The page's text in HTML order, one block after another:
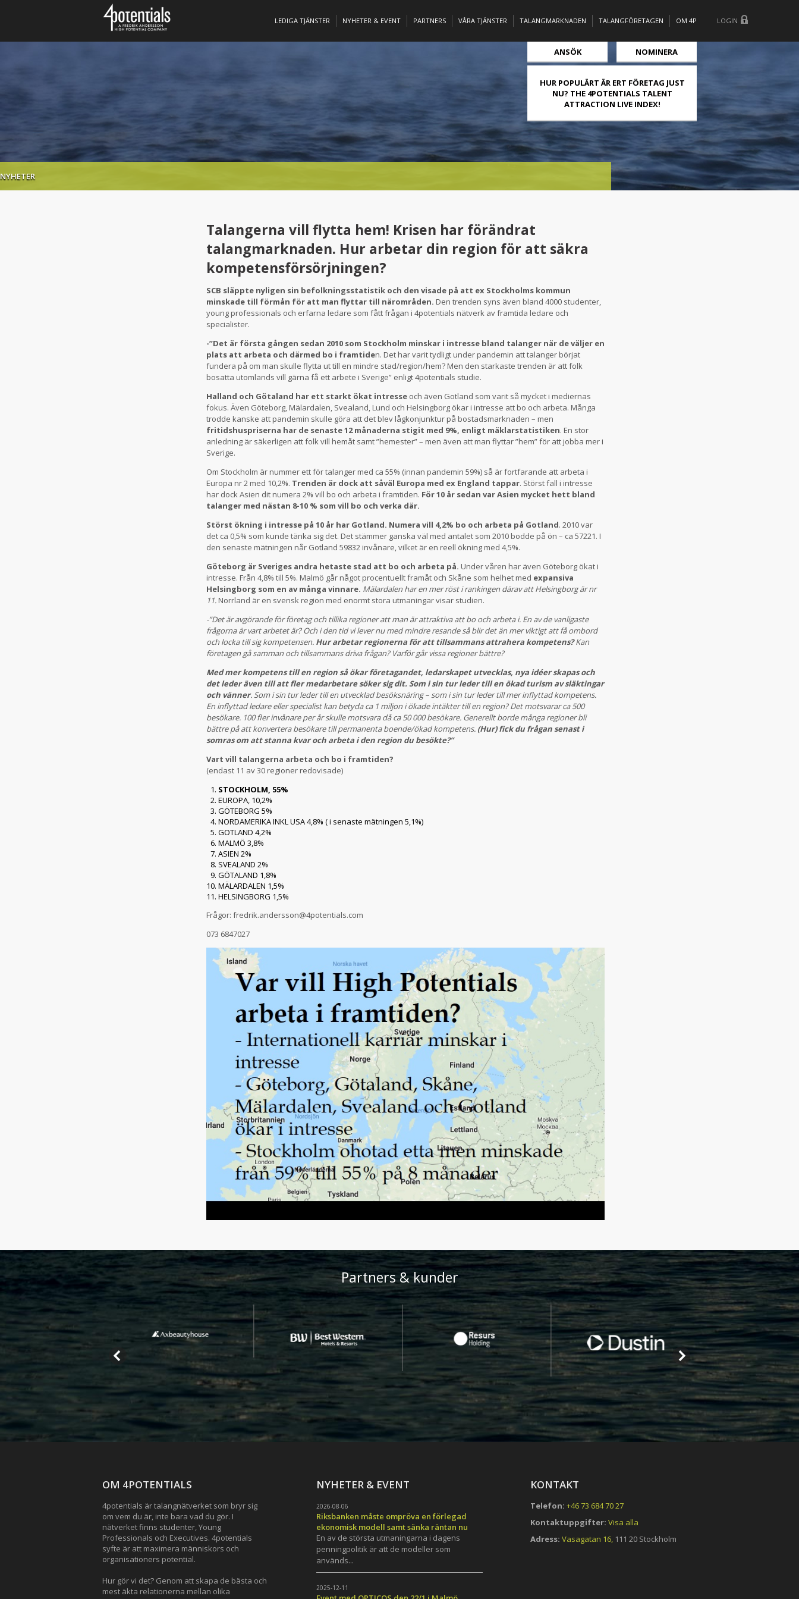
LEDIGA TJÄNSTER NYHETER & EVENT PARTNERS VÅRA TJÄNSTER TALANGMARKNADEN TALANGFÖRETAGEN OM 4P LOGIN
ANSÖK NOMINERA
HUR POPULÄRT ÄR ERT FÖRETAG JUST
NU? THE 4POTENTIALS TALENT
ATTRACTION LIVE INDEX!
NYHETER
Talangerna vill flytta hem! Krisen har förändrat
talangmarknaden. Hur arbetar din region för att säkra
kompetensförsörjningen?
SCB släppte nyligen sin befolkningsstatistik och den visade på att ex Stockholms kommun
minskade till förmån för att man flyttar till närområden. Den trenden syns även bland 4000 studenter,
young professionals och erfarna ledare som fått frågan i 4potentials nätverk av framtida ledare och
specialister.
-”Det är första gången sedan 2010 som Stockholm minskar i intresse bland talanger när de väljer en
plats att arbeta och därmed bo i framtiden. Det har varit tydligt under pandemin att talanger börjat
fundera på om man skulle flytta ut till en mindre stad/region/hem? Men den starkaste trenden är att folk
bosatta utomlands vill gärna få ett arbete i Sverige” enligt 4potentials studie.
Halland och Götaland har ett starkt ökat intresse och även Gotland som varit så mycket i mediernas
fokus. Även Göteborg, Mälardalen, Svealand, Lund och Helsingborg ökar i intresse att bo och arbeta. Många
trodde kanske att pandemin skulle göra att det blev lågkonjunktur på bostadsmarknaden – men
fritidshuspriserna har de senaste 12 månaderna stigit med 9%, enligt mäklarstatistiken. En stor
anledning är säkerligen att folk vill hemåt samt ”hemester” – men även att man flyttar ”hem” för att jobba mer i
Sverige.
Om Stockholm är nummer ett för talanger med ca 55% (innan pandemin 59%) så är fortfarande att arbeta i
Europa nr 2 med 10,2%. Trenden är dock att såväl Europa med ex England tappar. Störst fall i intresse
har dock Asien dit numera 2% vill bo och arbeta i framtiden. För 10 år sedan var Asien mycket hett bland
talanger med nästan 8-10 % som vill bo och verka där.
Störst ökning i intresse på 10 år har Gotland. Numera vill 4,2% bo och arbeta på Gotland. 2010 var
det ca 0,5% som kunde tänka sig det. Det stämmer ganska väl med antalet som 2010 bodde på ön – ca 57221. I
den senaste mätningen når Gotland 59832 invånare, vilket är en reell ökning med 4,5%.
Göteborg är Sveriges andra hetaste stad att bo och arbeta på. Under våren har även Göteborg ökat i
intresse. Från 4,8% till 5%. Malmö går något procentuellt framåt och Skåne som helhet med expansiva
Helsingborg som en av många vinnare. Mälardalen har en mer röst i rankingen därav att Helsingborg är nr
11. Norrland är en svensk region med enormt stora utmaningar visar studien.
-”Det är avgörande för företag och tillika regioner att man är attraktiva att bo och arbeta i. En av de vanligaste
frågorna är vart arbetet är? Och i den tid vi lever nu med mindre resande så blir det än mer viktigt att få ombord
och locka till sig kompetensen. Hur arbetar regionerna för att tillsammans attrahera kompetens?Kan
företagen gå samman och tillsammans driva frågan? Varför går vissa regioner bättre?
Med mer kompetens till en region så ökar företagandet, ledarskapet utvecklas, nya idéer skapas och
det leder även till att fler medarbetare söker sig dit. Som i sin tur leder till en ökad turism av släktingar
och vänner. Som i sin tur leder till en utvecklad besöksnäring – som i sin tur leder till mer inflyttad kompetens.
En inflyttad ledare eller specialist kan betyda ca 1 miljon i ökade intäkter till en region? Det motsvarar ca 500
besökare. 100 fler invånare per år skulle motsvara då ca 50 000 besökare. Generellt borde många regioner bli
bättre på att konvertera besökare till permanenta boende/ökad kompetens. (Hur) fick du frågan senast i
somras om att stanna kvar och arbeta i den region du besökte?”
Vart vill talangerna arbeta och bo i framtiden?
(endast 11 av 30 regioner redovisade)
STOCKHOLM, 55%
EUROPA, 10,2%
GÖTEBORG 5%
NORDAMERIKA INKL USA 4,8% ( i senaste mätningen 5,1%)
GOTLAND 4,2%
MALMÖ 3,8%
ASIEN 2%
SVEALAND 2%
GÖTALAND 1,8%
MÄLARDALEN 1,5%
HELSINGBORG 1,5%
Frågor: fredrik.andersson@4potentials.com
073 6847027
Partners & kunder
OM 4POTENTIALS
4potentials är talangnätverket som bryr sig
om vem du är, inte bara vad du gör. I
nätverket finns studenter, Young
Professionals och Executives. 4potentials
syfte är att maximera människors och
organisationers potential.
Hur gör vi det? Genom att skapa de bästa och
mest äkta relationerna mellan olika
NYHETER & EVENT
2026-08-06
Riksbanken måste ompröva en förlegad
ekonomisk modell samt sänka räntan nu
En av de största utmaningarna i dagens
penningpolitik är att de modeller som
används...
2025-12-11
KONTAKT
Telefon: +46 73 684 70 27
Kontaktuppgifter: Visa alla
Adress: Vasagatan 16, 111 20 Stockholm